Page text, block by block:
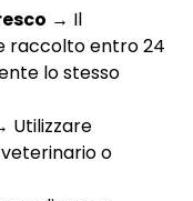
→ Il
raccolto entro 24
lo stesso
Utilizzare
o